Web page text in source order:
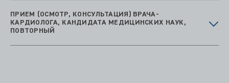
ПРИЕМ (ОСМОТР, КОНСУЛЬТАЦИЯ) ВРАЧА-
КАРДИОЛОГА, КАНДИДАТА МЕДИЦИНСКИХ НАУК,
ПОВТОРНЫЙ